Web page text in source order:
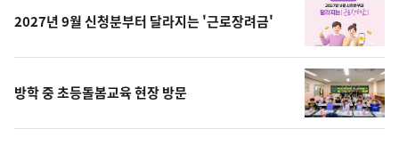
2027년 9월 신청분부터 달라지는 '근로장려금'
방학 중 초등돌봄교육 현장 방문